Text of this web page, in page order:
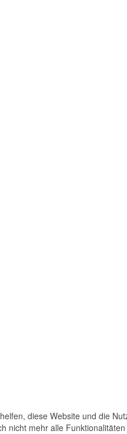
diese Website und die
nicht mehr alle